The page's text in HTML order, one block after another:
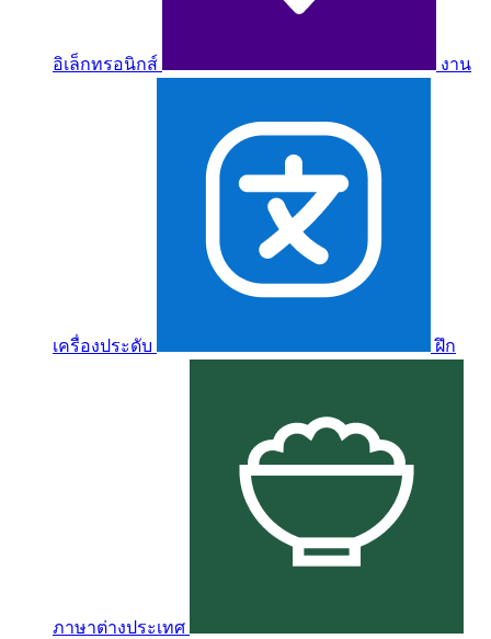
อิเล็กทรอนิกส์ งาน
เครื่องประดับ ฝึก
ภาษาต่างประเทศ